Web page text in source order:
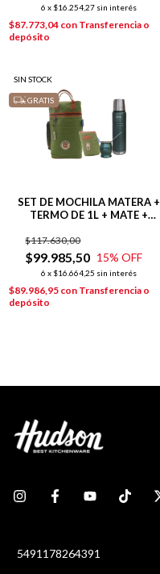
6 x $16.254,27 sin interés
$87.773,04 con Transferencia o
depósito
SIN STOCK
GRATIS
SET DE MOCHILA MATERA +
TERMO DE 1L + MATE +
$99.985,50
$117.630,00
15% OFF
6 x $16.664,25 sin interés
$89.986,95 con Transferencia o
depósito
5491178264391